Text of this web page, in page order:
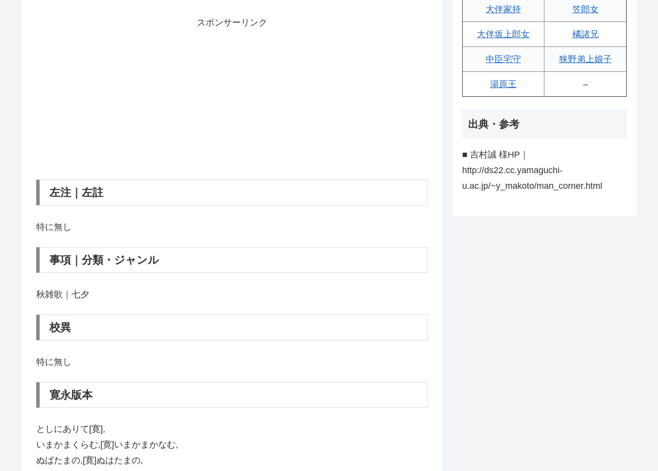
スポンサーリンク
左注｜左註
特に無し
事項｜分類・ジャンル
秋雑歌｜七夕
校異
特に無し
寛永版本
としにありて[寛],
いまかまくらむ,[寛]いまかまかなむ,
ぬばたまの,[寛]ぬはたまの,
大伴家持 笠郎女
大伴坂上郎女 橘諸兄
中臣宅守 狭野弟上娘子
湯原王 –
出典・参考
■ 吉村誠 様HP｜
http://ds22.cc.yamaguchi-
u.ac.jp/~y_makoto/man_corner.html